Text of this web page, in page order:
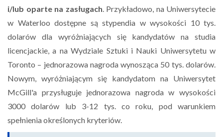
i/lub oparte na zasługach . Przykładowo, na Uniwersytecie
w Waterloo dostępne są stypendia w wysokości 10 tys.
dolarów dla wyróżniających się kandydatów na studia
licencjackie, a na Wydziale Sztuki i Nauki Uniwersytetu w
Toronto – jednorazowa nagroda wynosząca 50 tys. dolarów.
Nowym, wyróżniającym się kandydatom na Uniwersytet
McGill'a przysługuje jednorazowa nagroda w wysokości
3000 dolarów lub 3-12 tys. co roku, pod warunkiem
spełnienia określonych kryteriów.